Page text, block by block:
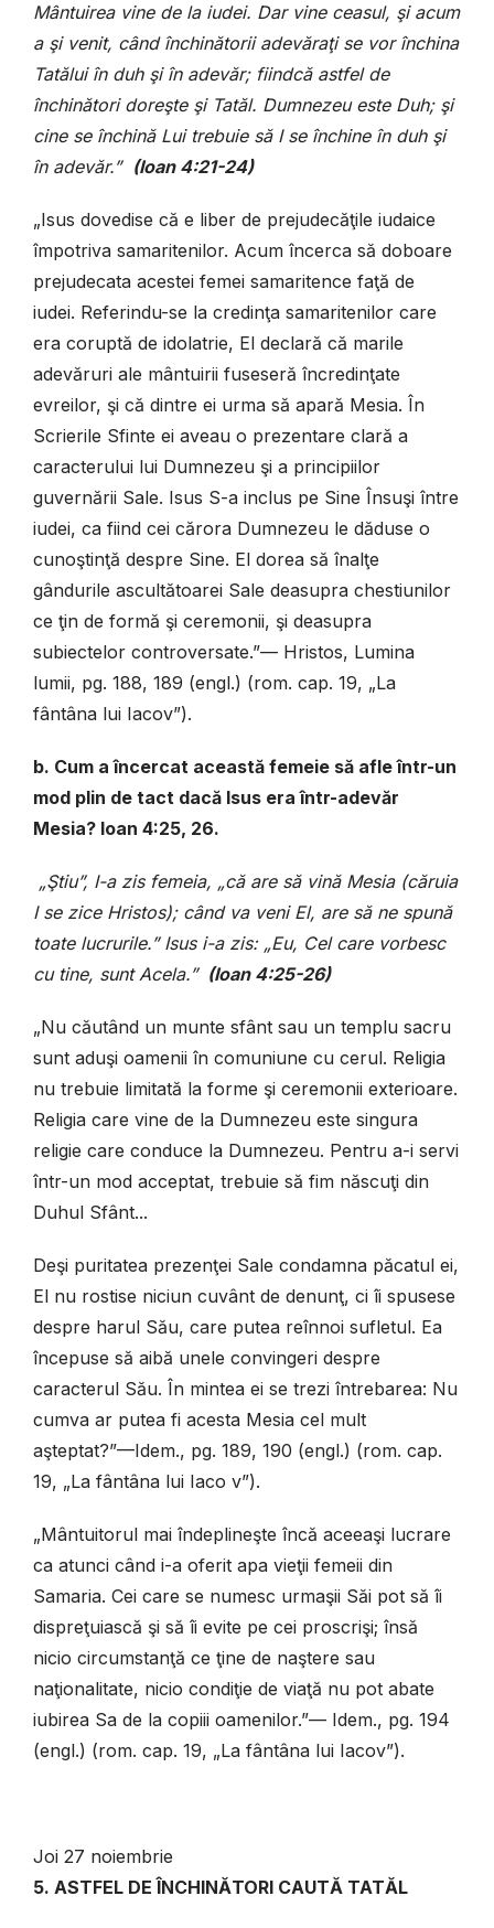
Mântuirea vine de la iudei. Dar vine ceasul, şi acum
a şi venit, când închinătorii adevăraţi se vor închina
Tatălui în duh şi în adevăr; fiindcă astfel de
închinători doreşte şi Tatăl. Dumnezeu este Duh; şi
cine se închină Lui trebuie să I se închine în duh şi
în adevăr.” (Ioan 4:21-24)
„Isus dovedise că e liber de prejudecăţile iudaice
împotriva samaritenilor. Acum încerca să doboare
prejudecata acestei femei samaritence faţă de
iudei. Referindu-se la credinţa samaritenilor care
era coruptă de idolatrie, El declară că marile
adevăruri ale mântuirii fuseseră încredinţate
evreilor, şi că dintre ei urma să apară Mesia. În
Scrierile Sfinte ei aveau o prezentare clară a
caracterului lui Dumnezeu şi a principiilor
guvernării Sale. Isus S-a inclus pe Sine Însuşi între
iudei, ca fiind cei cărora Dumnezeu le dăduse o
cunoştinţă despre Sine. El dorea să înalţe
gândurile ascultătoarei Sale deasupra chestiunilor
ce ţin de formă şi ceremonii, şi deasupra
subiectelor controversate.”— Hristos, Lumina
lumii, pg. 188, 189 (engl.) (rom. cap. 19, „La
fântâna lui Iacov”).
b. Cum a încercat această femeie să afle într-un
mod plin de tact dacă Isus era într-adevăr
Mesia? Ioan 4:25, 26.
„Ştiu”, I-a zis femeia, „că are să vină Mesia (căruia
I se zice Hristos); când va veni El, are să ne spună
toate lucrurile.” Isus i-a zis: „Eu, Cel care vorbesc
cu tine, sunt Acela.” (Ioan 4:25-26)
„Nu căutând un munte sfânt sau un templu sacru
sunt aduşi oamenii în comuniune cu cerul. Religia
nu trebuie limitată la forme şi ceremonii exterioare.
Religia care vine de la Dumnezeu este singura
religie care conduce la Dumnezeu. Pentru a-i servi
într-un mod acceptat, trebuie să fim născuţi din
Duhul Sfânt...
Deşi puritatea prezenţei Sale condamna păcatul ei,
El nu rostise niciun cuvânt de denunţ, ci îi spusese
despre harul Său, care putea reînnoi sufletul. Ea
începuse să aibă unele convingeri despre
caracterul Său. În mintea ei se trezi întrebarea: Nu
cumva ar putea fi acesta Mesia cel mult
aşteptat?”—Idem., pg. 189, 190 (engl.) (rom. cap.
19, „La fântâna lui Iaco v”).
„Mântuitorul mai îndeplineşte încă aceeaşi lucrare
ca atunci când i-a oferit apa vieţii femeii din
Samaria. Cei care se numesc urmaşii Săi pot să îi
dispreţuiască şi să îi evite pe cei proscrişi; însă
nicio circumstanţă ce ţine de naştere sau
naţionalitate, nicio condiţie de viaţă nu pot abate
iubirea Sa de la copiii oamenilor.”— Idem., pg. 194
(engl.) (rom. cap. 19, „La fântâna lui Iacov”).
Joi 27 noiembrie
5. ASTFEL DE ÎNCHINĂTORI CAUTĂ TATĂL